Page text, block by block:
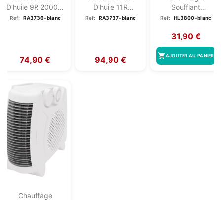
D'huile 9R 2000W
Clatronic RA...
Ref: RA3736-blanc
74,90 €
D'huile 11R
2300W
Ref: RA3737-blanc
94,90 €
Soufflant
Oscillant Clatronic
Ref: HL3800-blanc
31,90 €
shopping_cartAJOUTER AU PANIER
Chauffage